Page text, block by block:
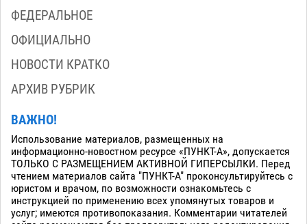
ФЕДЕРАЛЬНОЕ
ОФИЦИАЛЬНО
НОВОСТИ КРАТКО
АРХИВ РУБРИК
ВАЖНО!
Использование материалов, размещенных на
информационно-новостном ресурсе «ПУНКТ-А», допускается
ТОЛЬКО С РАЗМЕЩЕНИЕМ АКТИВНОЙ ГИПЕРСЫЛКИ. Перед
чтением материалов сайта "ПУНКТ-А" проконсультируйтесь с
юристом и врачом, по возможности ознакомьтесь с
инструкцией по применению всех упомянутых товаров и
услуг; имеются противопоказания. Комментарии читателей